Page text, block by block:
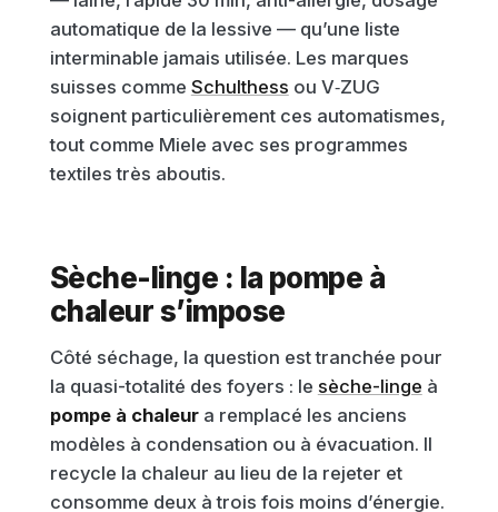
automatique de la lessive — qu’une liste
interminable jamais utilisée. Les marques
suisses comme Schulthess ou V‑ZUG
soignent particulièrement ces automatismes,
tout comme Miele avec ses programmes
textiles très aboutis.
Sèche-linge : la pompe à
chaleur s’impose
Côté séchage, la question est tranchée pour
la quasi-totalité des foyers : le sèche-linge à
pompe à chaleura remplacé les anciens
modèles à condensation ou à évacuation. Il
recycle la chaleur au lieu de la rejeter et
consomme deux à trois fois moins d’énergie.